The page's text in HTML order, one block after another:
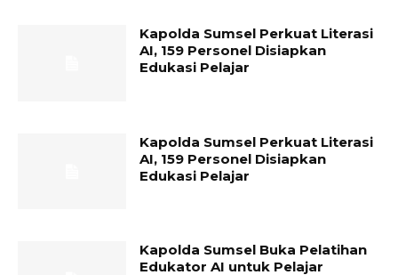
Kapolda Sumsel Perkuat Literasi
AI, 159 Personel Disiapkan
Edukasi Pelajar
Kapolda Sumsel Perkuat Literasi
AI, 159 Personel Disiapkan
Edukasi Pelajar
Kapolda Sumsel Buka Pelatihan
Edukator AI untuk Pelajar